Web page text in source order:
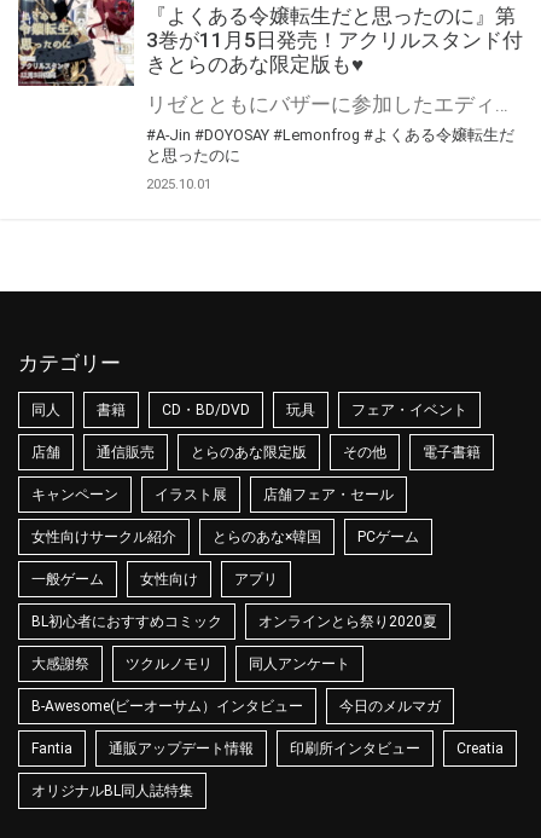
『よくある令嬢転生だと思ったのに』第
3巻が11月5日発売！アクリルスタンド付
きとらのあな限定版も♥
#A-Jin #DOYOSAY #Lemonfrog #よくある令嬢転生だ
と思ったのに
2025.10.01
カテゴリー
同人 書籍 CD・BD/DVD 玩具 フェア・イベント
店舗 通信販売 とらのあな限定版 その他 電子書籍
キャンペーン イラスト展 店舗フェア・セール
女性向けサークル紹介 とらのあな×韓国 PCゲーム
一般ゲーム 女性向け アプリ
BL初心者におすすめコミック オンラインとら祭り2020夏
大感謝祭 ツクルノモリ 同人アンケート
B-Awesome(ビーオーサム）インタビュー 今日のメルマガ
Fantia 通販アップデート情報 印刷所インタビュー Creatia
オリジナルBL同人誌特集